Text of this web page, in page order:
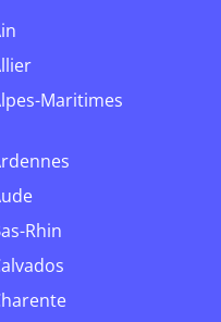
Ain
Allier
Alpes-Maritimes
Ardennes
Aude
Bas-Rhin
Calvados
Charente